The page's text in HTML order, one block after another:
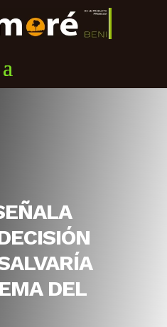
DEL